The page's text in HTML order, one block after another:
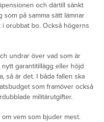
och därtill sänkt
på samma sätt lämnar
orubbat bo. Också högerns
undrar över vad som är
garantitillägg eller höjd
så är det. I båda fallen ska
som framöver också
militärutgifter.
vem som bjuder mest.